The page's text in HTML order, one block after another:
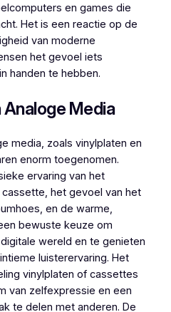
en games die
Het is een reactie op de
van moderne
het gevoel iets
handen te hebben.
Analoge Media
media, zoals vinylplaten en
enorm toegenomen.
ervaring van het
het gevoel van het
en de warme,
bewuste keuze om
wereld en te genieten
luisterervaring. Het
vinylplaten of cassettes
van zelfexpressie en een
te delen met anderen. De